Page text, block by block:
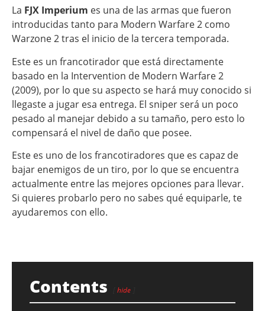
La FJX Imperium es una de las armas que fueron
introducidas tanto para Modern Warfare 2 como
Warzone 2 tras el inicio de la tercera temporada.
Este es un francotirador que está directamente
basado en la Intervention de Modern Warfare 2
(2009), por lo que su aspecto se hará muy conocido si
llegaste a jugar esa entrega. El sniper será un poco
pesado al manejar debido a su tamaño, pero esto lo
compensará el nivel de daño que posee.
Este es uno de los francotiradores que es capaz de
bajar enemigos de un tiro, por lo que se encuentra
actualmente entre las mejores opciones para llevar.
Si quieres probarlo pero no sabes qué equiparle, te
ayudaremos con ello.
Contents hide